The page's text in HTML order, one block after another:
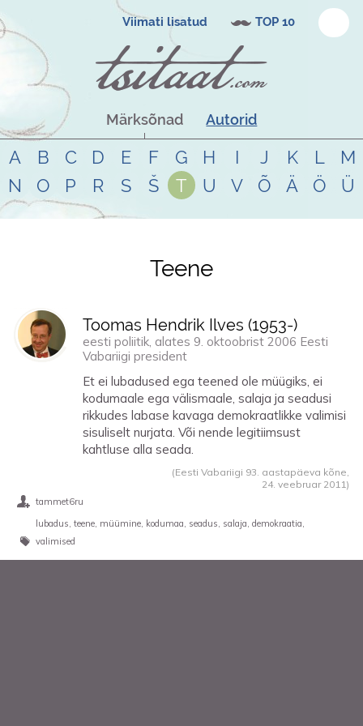
Viimati lisatud TOP 10
Märksõnad Autorid
A B C D E F G H I J K L
M
N
O P R S Š T U V Õ Ä Ö Ü
Tsitaadid teemalteene
Teene
Toomas Hendrik Ilves (1953-)
eesti poliitik, alates 9. oktoobrist 2006 Eesti
Vabariigi president
Et ei lubadused ega teened ole müügiks, ei
kodumaale ega välismaale, salaja ja seadusi
rikkudes labase kavaga demokraatlikke valimisi
sisuliselt nurjata. Või nende legitiimsust
kahtluse alla seada.
(Eesti Vabariigi 93. aastapäeva kõne,
24. veebruar 2011 )
tammet6ru
lubadus teene müümine kodumaa seadus salaja demokraatia
valimised